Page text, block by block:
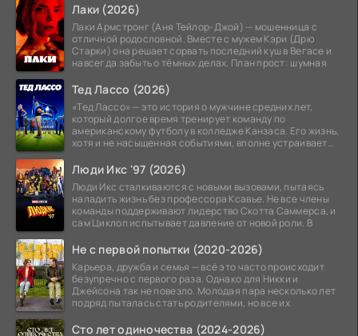
Лаки (2026)
Лаки Армстронг (Аня Тейлор-Джой) — мошенница с
отличной родословной. Вместе с мужем Кэри (Дрю
Старки) она решает сорвать последний куш в Вегасе и
навсегда забыть о тёмных делах. План прост: шумная
Тед Лассо (2026)
«Тед Лассо» — это история о мужчине средних лет,
который долгое время тренирует команду по
американскому футболу в колледже Канзаса. Его жизнь,
хотя и не насыщенная событиями, вполне устраивает
Люди Икс '97 (2026)
Люди Икс сталкиваются с новыми вызовами, пытаясь
наладить жизнь без профессора Ксавье. Не все члены
команды поддерживают лидерство Скотта Саммерса, и
сам Циклоп испытывает давление от новой роли. В
Не с первой попытки (2020-2026)
Карьера, дружба и семья — всё это часто происходит
безупречно с первого раза. Однако для Никки и
Джейсона так не повезло. Молодая пара несколько лет
подряд пыталась стать родителями, но все их
Сто лет одиночества (2024-2026)